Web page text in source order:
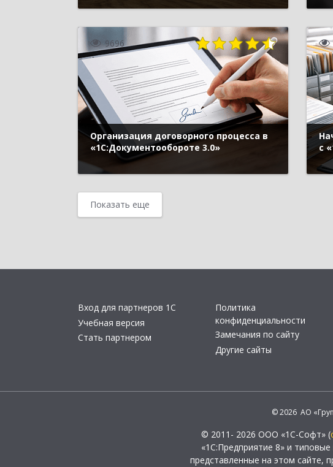
9696
Организация договорного процесса в
«1С:Документообороте 3.0»
с
Показать еще
Вход для партнеров 1С
Учебная версия
Стать партнером
Политика
конфиденциальности
Замечания по сайту
Другие сайты
© 2026 АО
© 2011- 2026 ООО «1С-Софт» (
«1С:Предприятие 8» и
представленные на этом сайте,